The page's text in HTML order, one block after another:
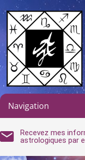
Navigation
Recevez mes
astrologiques par